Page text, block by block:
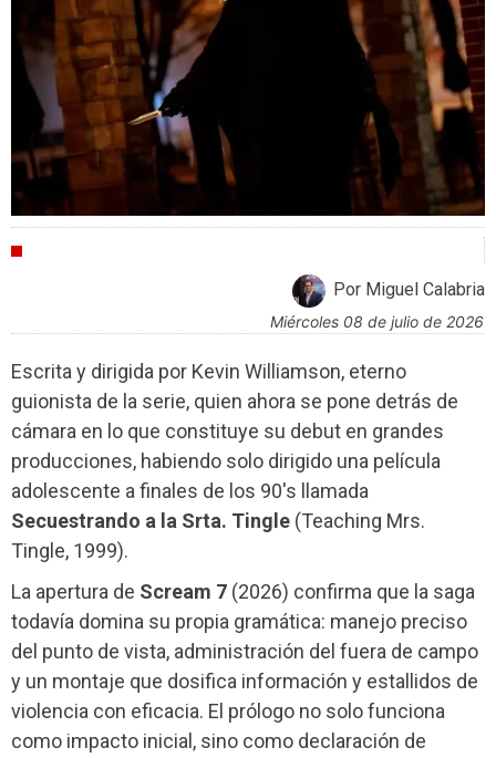
Por Miguel Calabria
miércoles 08 de julio de 2026
Escrita y dirigida por Kevin Williamson, eterno
guionista de la serie, quien ahora se pone detrás de
cámara en lo que constituye su debut en grandes
producciones, habiendo solo dirigido una película
adolescente a finales de los 90's llamada
Secuestrando a la Srta. Tingle (Teaching Mrs.
Tingle, 1999).
La apertura de Scream 7 (2026) confirma que la saga
todavía domina su propia gramática: manejo preciso
del punto de vista, administración del fuera de campo
y un montaje que dosifica información y estallidos de
violencia con eficacia. El prólogo no solo funciona
como impacto inicial, sino como declaración de